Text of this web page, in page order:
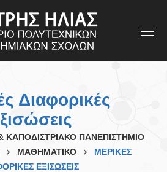
Διαφορικές
ΚΑΠΟΔΙΣΤΡΙΑΚΟ ΠΑΝΕΠΙΣΤΗΜΙΟ
ΜΑΘΗΜΑΤΙΚΟ
ΜΕΡΙΚΈΣ
ΕΞΙΣΏΣΕΙΣ